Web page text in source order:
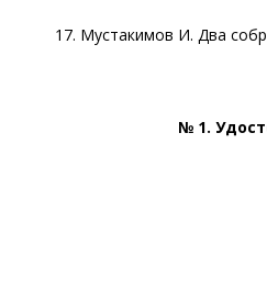
17. Мустакимов И. Два
№ 1.